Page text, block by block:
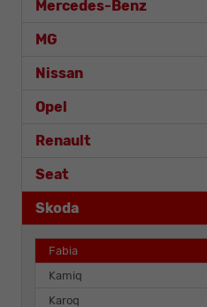
Mercedes-Benz
MG
Nissan
Opel
Renault
Seat
Skoda
Fabia
Kamiq
Karoq